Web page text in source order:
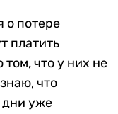
о потере
платить
что у них не
что
дни уже